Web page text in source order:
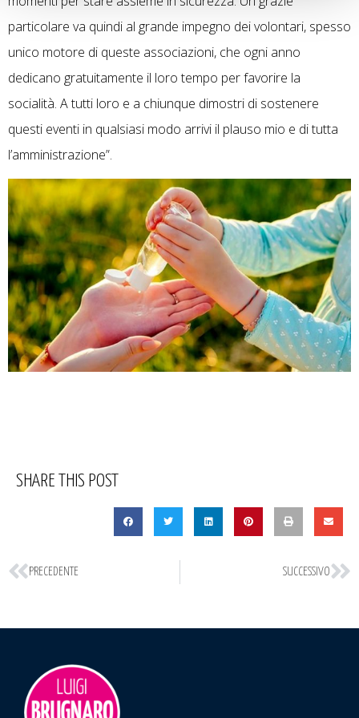
particolare va quindi al grande impegno dei volontari, spesso
unico motore di queste associazioni, che ogni anno
dedicano gratuitamente il loro tempo per favorire la
socialità. A tutti loro e a chiunque dimostri di sostenere
questi eventi in qualsiasi modo arrivi il plauso mio e di tutta
l’amministrazione”.
SHARE THIS POST
PRECEDENTE SUCCESSIVO